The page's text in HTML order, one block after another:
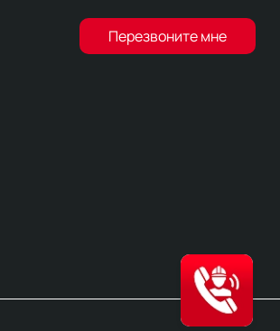
Перезвоните мне